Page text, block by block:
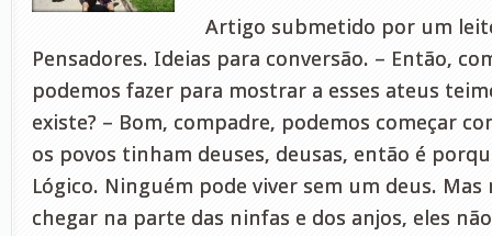
Artigo submetido por um
Pensadores. Ideias para conversão. – Então,
podemos fazer para mostrar a esses ateus
existe? – Bom, compadre, podemos começar
os povos tinham deuses, deusas, então é
Lógico. Ninguém pode viver sem um deus. Mas
chegar na parte das ninfas e dos anjos, eles